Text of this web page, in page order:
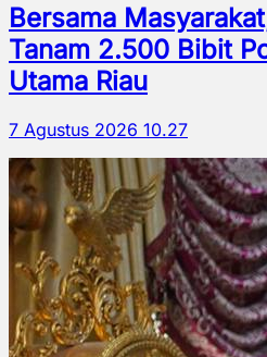
Bersama
Tanam 2.500 Bibit
Utama Riau
7 Agustus 2026 10.27